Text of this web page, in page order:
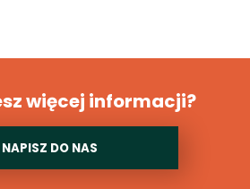
więcej informacji?
NAPISZ DO NAS